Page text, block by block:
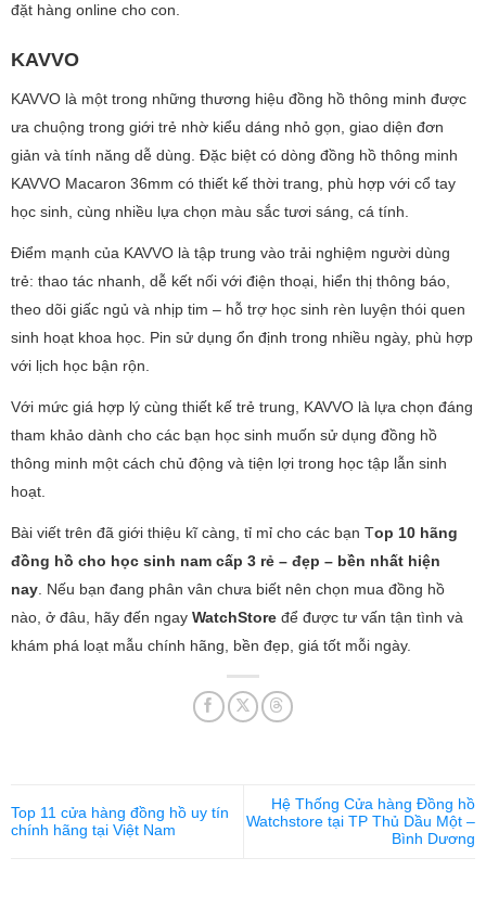
đặt hàng online cho con.
KAVVO
KAVVO là một trong những thương hiệu đồng hồ thông minh được
ưa chuộng trong giới trẻ nhờ kiểu dáng nhỏ gọn, giao diện đơn
giản và tính năng dễ dùng. Đặc biệt có dòng đồng hồ thông minh
KAVVO Macaron 36mm có thiết kế thời trang, phù hợp với cổ tay
học sinh, cùng nhiều lựa chọn màu sắc tươi sáng, cá tính.
Điểm mạnh của KAVVO là tập trung vào trải nghiệm người dùng
trẻ: thao tác nhanh, dễ kết nối với điện thoại, hiển thị thông báo,
theo dõi giấc ngủ và nhịp tim – hỗ trợ học sinh rèn luyện thói quen
sinh hoạt khoa học. Pin sử dụng ổn định trong nhiều ngày, phù hợp
với lịch học bận rộn.
Với mức giá hợp lý cùng thiết kế trẻ trung, KAVVO là lựa chọn đáng
tham khảo dành cho các bạn học sinh muốn sử dụng đồng hồ
thông minh một cách chủ động và tiện lợi trong học tập lẫn sinh
hoạt.
Bài viết trên đã giới thiệu kĩ càng, tỉ mỉ cho các bạn Top 10 hãng
đồng hồ cho học sinh nam cấp 3 rẻ – đẹp – bền nhất hiện
nay . Nếu bạn đang phân vân chưa biết nên chọn mua đồng hồ
nào, ở đâu, hãy đến ngay WatchStore để được tư vấn tận tình và
khám phá loạt mẫu chính hãng, bền đẹp, giá tốt mỗi ngày.
Top 11 cửa hàng đồng hồ uy tín
chính hãng tại Việt Nam
Hệ Thống Cửa hàng Đồng hồ
Watchstore tại TP Thủ Dầu Một –
Bình Dương